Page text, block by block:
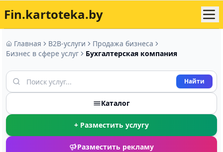
Fin.kartoteka.by
Главная B2B-услуги
Продажа бизнеса
Бизнес в сфере услуг
Бухгалтерская компания
Найти
Каталог
+ Разместить услугу
Разместить рекламу